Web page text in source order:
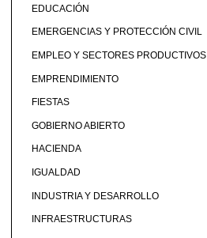
EDUCACIÓN
EMERGENCIAS Y PROTECCIÓN CIVIL
EMPLEO Y SECTORES PRODUCTIVOS
EMPRENDIMIENTO
FIESTAS
GOBIERNO ABIERTO
HACIENDA
IGUALDAD
INDUSTRIA Y DESARROLLO
INFRAESTRUCTURAS